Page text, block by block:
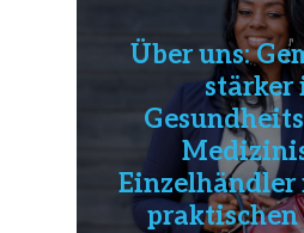
Über uns:
stärker